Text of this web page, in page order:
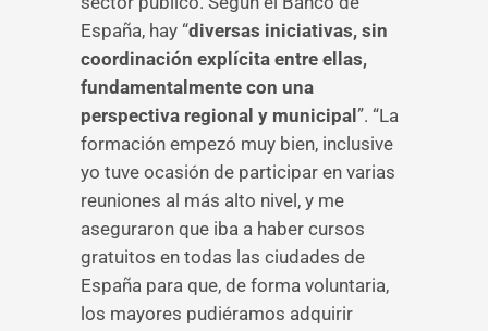
España, hay “diversas iniciativas, sin
coordinación explícita entre ellas,
fundamentalmente con una
perspectiva regional y municipal ”. “La
formación empezó muy bien, inclusive
yo tuve ocasión de participar en varias
reuniones al más alto nivel, y me
aseguraron que iba a haber cursos
gratuitos en todas las ciudades de
España para que, de forma voluntaria,
los mayores pudiéramos adquirir